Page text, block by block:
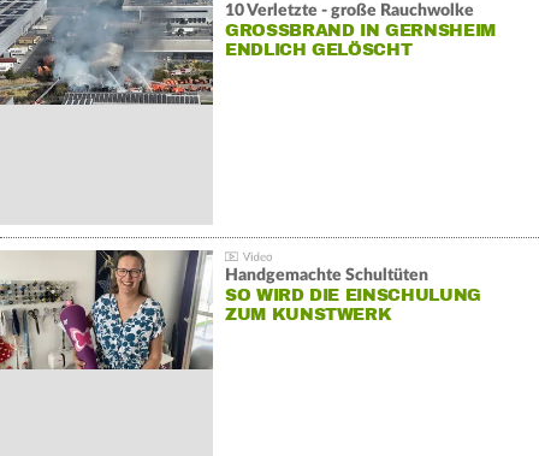
10 Verletzte - große Rauchwolke
GROSSBRAND IN GERNSHEIM E
NDLICH GELÖSCHT
Handgemachte Schultüten
SO WIRD DIE EINSCHULUNG
ZUM KUNSTWERK